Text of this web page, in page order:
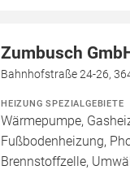
Zumbusch
Bahnhofstraße 24-26,
HEIZUNG SPEZIALGEBIETE
Wärmepumpe,
Fußbodenheizung,
Brennstoffzelle,